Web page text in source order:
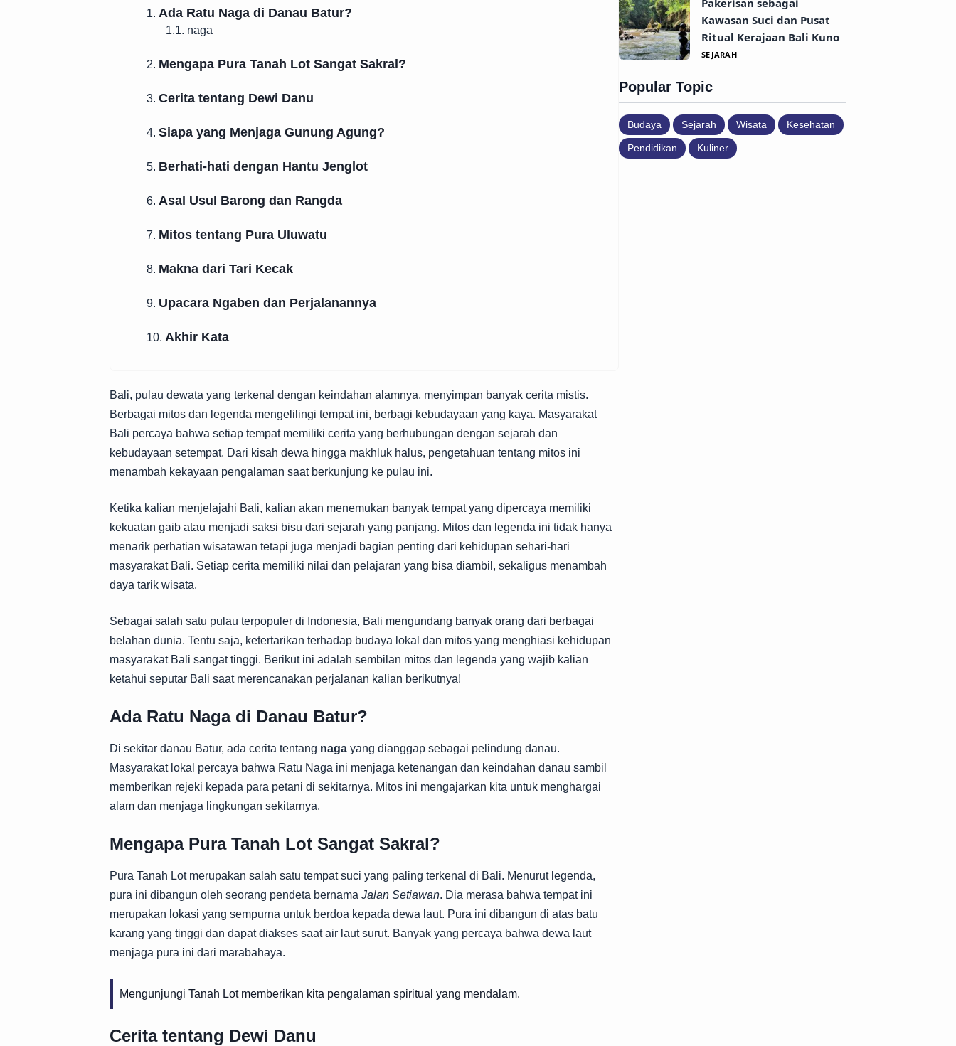
1. Ada Ratu Naga di Danau Batur?
1.1. naga
2. Mengapa Pura Tanah Lot Sangat Sakral?
3. Cerita tentang Dewi Danu
4. Siapa yang Menjaga Gunung Agung?
5. Berhati-hati dengan Hantu Jenglot
6. Asal Usul Barong dan Rangda
7. Mitos tentang Pura Uluwatu
8. Makna dari Tari Kecak
9. Upacara Ngaben dan Perjalanannya
10. Akhir Kata
Bali, pulau dewata yang terkenal dengan keindahan alamnya, menyimpan banyak cerita mistis.
Berbagai mitos dan legenda mengelilingi tempat ini, berbagi kebudayaan yang kaya. Masyarakat
Bali percaya bahwa setiap tempat memiliki cerita yang berhubungan dengan sejarah dan
kebudayaan setempat. Dari kisah dewa hingga makhluk halus, pengetahuan tentang mitos ini
menambah kekayaan pengalaman saat berkunjung ke pulau ini.
Ketika kalian menjelajahi Bali, kalian akan menemukan banyak tempat yang dipercaya memiliki
kekuatan gaib atau menjadi saksi bisu dari sejarah yang panjang. Mitos dan legenda ini tidak hanya
menarik perhatian wisatawan tetapi juga menjadi bagian penting dari kehidupan sehari-hari
masyarakat Bali. Setiap cerita memiliki nilai dan pelajaran yang bisa diambil, sekaligus menambah
daya tarik wisata.
Sebagai salah satu pulau terpopuler di Indonesia, Bali mengundang banyak orang dari berbagai
belahan dunia. Tentu saja, ketertarikan terhadap budaya lokal dan mitos yang menghiasi kehidupan
masyarakat Bali sangat tinggi. Berikut ini adalah sembilan mitos dan legenda yang wajib kalian
ketahui seputar Bali saat merencanakan perjalanan kalian berikutnya!
Ada Ratu Naga di Danau Batur?
Di sekitar danau Batur, ada cerita tentang naga yang dianggap sebagai pelindung danau.
Masyarakat lokal percaya bahwa Ratu Naga ini menjaga ketenangan dan keindahan danau sambil
memberikan rejeki kepada para petani di sekitarnya. Mitos ini mengajarkan kita untuk menghargai
alam dan menjaga lingkungan sekitarnya.
Mengapa Pura Tanah Lot Sangat Sakral?
Pura Tanah Lot merupakan salah satu tempat suci yang paling terkenal di Bali. Menurut legenda,
pura ini dibangun oleh seorang pendeta bernama Jalan Setiawan. Dia merasa bahwa tempat ini
merupakan lokasi yang sempurna untuk berdoa kepada dewa laut. Pura ini dibangun di atas batu
karang yang tinggi dan dapat diakses saat air laut surut. Banyak yang percaya bahwa dewa laut
menjaga pura ini dari marabahaya.
Mengunjungi Tanah Lot memberikan kita pengalaman spiritual yang mendalam.
Cerita tentang Dewi Danu
Pakerisan sebagai
Kawasan Suci dan Pusat
Ritual Kerajaan Bali Kuno
SEJARAH
Popular Topic
Budaya Sejarah Wisata Kesehatan
Pendidikan Kuliner